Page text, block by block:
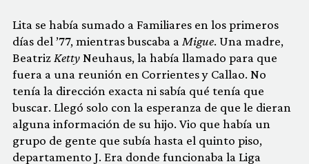
Lita se había sumado a Familiares en los primeros
días del ’77, mientras buscaba a Migue. Una madre,
Beatriz KettyNeuhaus, la había llamado para que
fuera a una reunión en Corrientes y Callao. No
tenía la dirección exacta ni sabía qué tenía que
buscar. Llegó solo con la esperanza de que le dieran
alguna información de su hijo. Vio que había un
grupo de gente que subía hasta el quinto piso,
departamento J. Era donde funcionaba la Liga